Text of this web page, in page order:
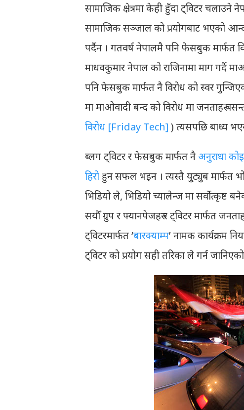
सामाजिक क्षेत्रमा केही हुँदा ट्विटर चलाउने
सामाजिक सञ्जाल को प्रयोगबाट भएको
पर्दैन । गतवर्ष नेपालमै पनि फेसबुक मार्फत
माधवकुमार नेपाल को राजिनामा माग गर्दै
पनि फेसबुक मार्फत नै विरोध को स्वर
मा माओवादी बन्द को विरोध मा जनताहरु
विरोध [Friday Tech] ) त्यसपछि बाध्य
ब्लग ट्विटर र फेसबुक मार्फत नै अनुराधा
हिरोहुन सफल भइन । त्यस्तै यु्ट्युब मार्फत
भिडियो ले, भिडियो च्यालेन्ज मा सर्वोत्कृष्ट
सयौँ ग्रुप र फ्यानपेजहरु र ट्विटर मार्फत
ट्विटरमार्फत ‘बारक्याम्प’ नामक कार्यक्रम
ट्विटर को प्रयोग सही तरिका ले गर्न